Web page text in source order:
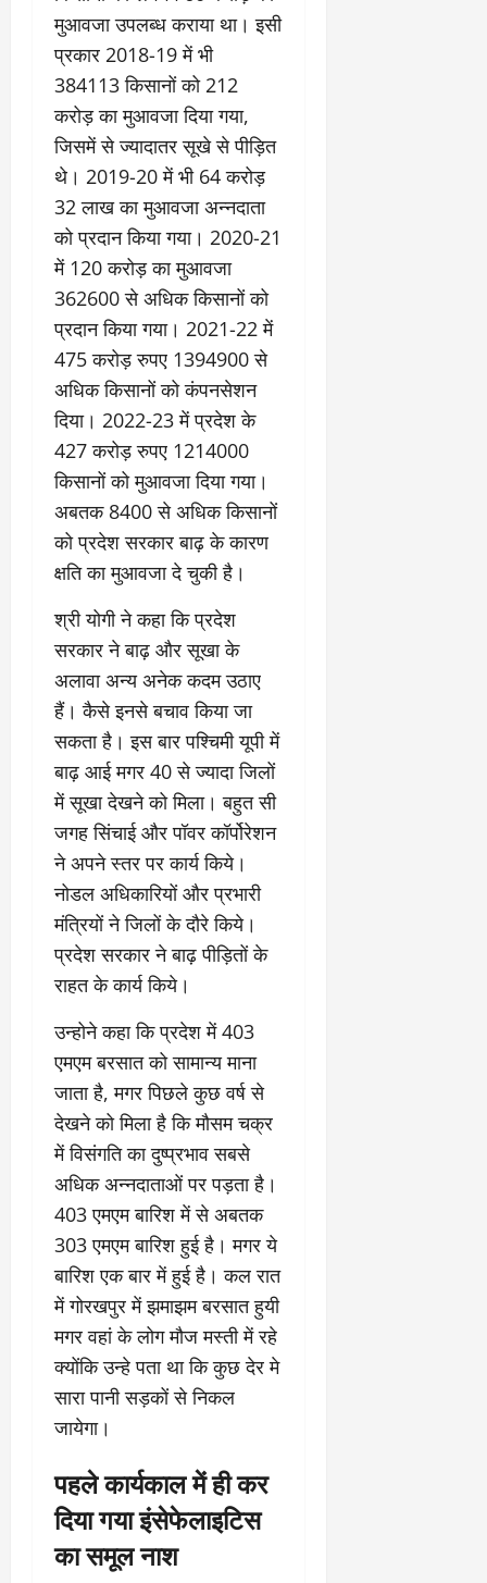
मुआवजा उपलब्ध कराया था। इसी
प्रकार 2018-19 में भी
384113 किसानों को 212
करोड़ का मुआवजा दिया गया,
जिसमें से ज्यादातर सूखे से पीड़ित
थे। 2019-20 में भी 64 करोड़
32 लाख का मुआवजा अन्नदाता
को प्रदान किया गया। 2020-21
में 120 करोड़ का मुआवजा
362600 से अधिक किसानों को
प्रदान किया गया। 2021-22 में
475 करोड़ रुपए 1394900 से
अधिक किसानों को कंपनसेशन
दिया। 2022-23 में प्रदेश के
427 करोड़ रुपए 1214000
किसानों को मुआवजा दिया गया।
अबतक 8400 से अधिक किसानों
को प्रदेश सरकार बाढ़ के कारण
क्षति का मुआवजा दे चुकी है।
श्री योगी ने कहा कि प्रदेश
सरकार ने बाढ़ और सूखा के
अलावा अन्य अनेक कदम उठाए
हैं। कैसे इनसे बचाव किया जा
सकता है। इस बार पश्चिमी यूपी में
बाढ़ आई मगर 40 से ज्यादा जिलों
में सूखा देखने को मिला। बहुत सी
जगह सिंचाई और पॉवर कॉर्पोरेशन
ने अपने स्तर पर कार्य किये।
नोडल अधिकारियों और प्रभारी
मंत्रियों ने जिलों के दौरे किये।
प्रदेश सरकार ने बाढ़ पीड़ितों के
राहत के कार्य किये।
उन्होने कहा कि प्रदेश में 403
एमएम बरसात को सामान्य माना
जाता है, मगर पिछले कुछ वर्ष से
देखने को मिला है कि मौसम चक्र
में विसंगति का दुष्प्रभाव सबसे
अधिक अन्नदाताओं पर पड़ता है।
403 एमएम बारिश में से अबतक
303 एमएम बारिश हुई है। मगर ये
बारिश एक बार में हुई है। कल रात
में गोरखपुर में झमाझम बरसात हुयी
मगर वहां के लोग मौज मस्ती में रहे
क्योंकि उन्हे पता था कि कुछ देर मे
सारा पानी सड़कों से निकल
जायेगा।
पहले कार्यकाल में ही कर
दिया गया इंसेफेलाइटिस
का समूल नाश